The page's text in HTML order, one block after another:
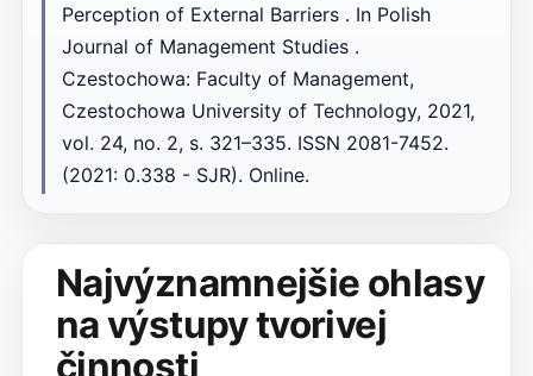
Perception of External Barriers . In Polish
Journal of Management Studies .
Czestochowa: Faculty of Management,
Czestochowa University of Technology, 2021,
vol. 24, no. 2, s. 321–335. ISSN 2081-7452.
(2021: 0.338 - SJR). Online.
Najvýznamnejšie ohlasy
na výstupy tvorivej
činnosti